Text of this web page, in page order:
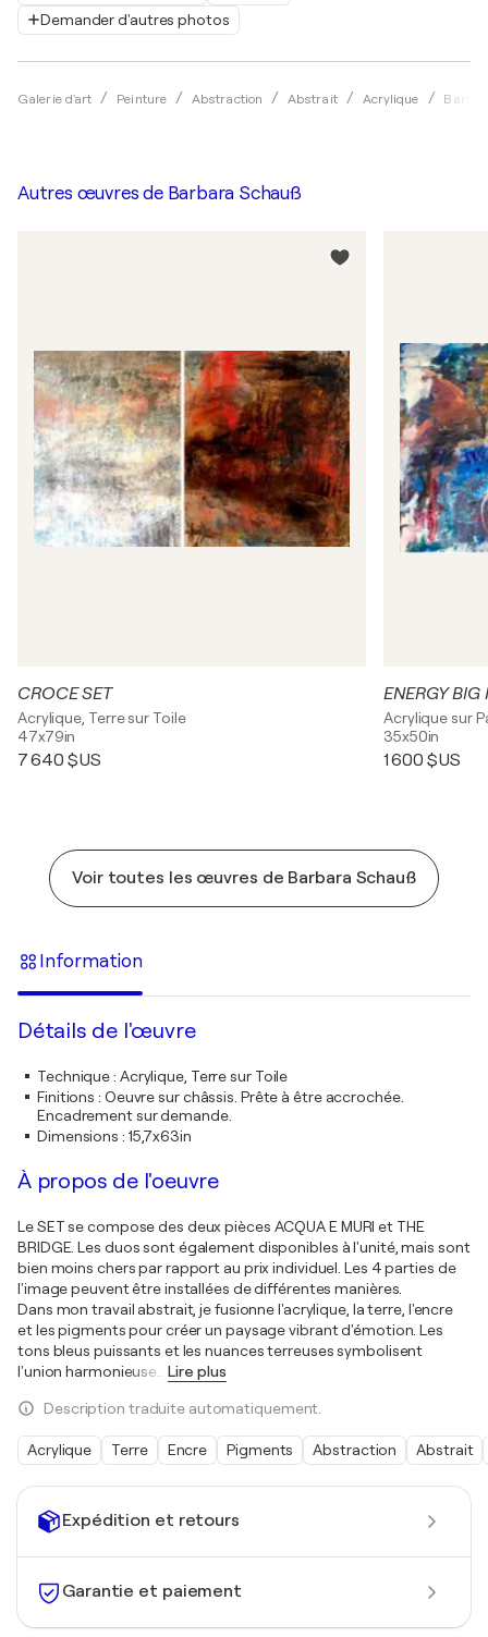
Demander d'autres photos
Galerie d'art Peinture Abstraction Abstrait Acrylique
Expédition et retours
Garantie et paiement
Autres œuvres de Barbara Schauß
CROCE SET
Acrylique, Terre sur Toile
47x79in
7 640 $US
ENERGY BIG
Acrylique sur
35x50in
1 600 $US
Voir toutes les œuvres de Barbara Schauß
Information
Détails de l'œuvre
Technique: Acrylique, Terre sur Toile
Finitions : Oeuvre sur châssis. Prête à être accrochée.
Encadrement sur demande.
Dimensions : 15,7x63in
À propos de l'oeuvre
Le SET se compose des deux pièces ACQUA E MURI et THE
BRIDGE. Les duos sont également disponibles à l'unité, mais sont
bien moins chers par rapport au prix individuel. Les 4 parties de
l'image peuvent être installées de différentes manières.
Dans mon travail abstrait, je fusionne l'acrylique, la terre, l'encre
et les pigments pour créer un paysage vibrant d'émotion. Les
tons bleus puissants et les nuances terreuses symbolisent
l'union harmonieuse
Lire plus
Description traduite automatiquement.
Acrylique Terre Encre Pigments Abstraction Abstrait